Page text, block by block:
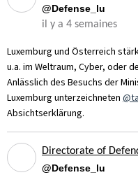
@Defense_lu
il y a 4 semaines
Luxemburg und Österreich
u.a. im Weltraum, Cyber, oder
Anlässlich des Besuchs der
Luxemburg unterzeichneten
Absichtserklärung.
Directorate of
@Defense_lu